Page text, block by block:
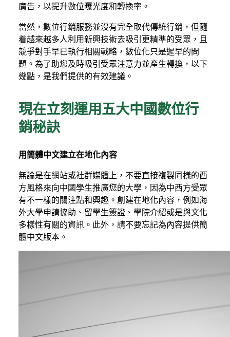
廣告，以提升數位曝光度和轉換率。
當然，數位行銷服務並沒有完全取代傳統行銷，但隨
着越來越多人利用新興技術去吸引更精準的受眾，且
競爭對手早已執行相關戰略，數位化只是遲早的問
題。為了助您及時吸引受眾注意力並產生轉換，以下
幾點，是我們提供的有效建議。
現在立刻運用五大中國數位行
銷秘訣
用簡體中文建立在地化內容
無論是在網站或社群媒體上，不要直接複製同樣的西
方風格來向中國學生推廣您的大學，因為中西方受眾
有不一樣的關注點和興趣。創建在地化內容，例如海
外大學申請協助、留學生簽證、學院介紹或是與文化
多樣性有關的資訊。此外，請不要忘記為內容提供簡
體中文版本。